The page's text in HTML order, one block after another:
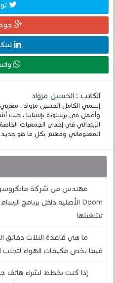
الكاتب :الحسين مزواد
وأعمل في برشلونة بإسبانيا ، حيث
الإبتدائي في إحدى الجمعيات
المعلوماتي ومهتم بكل ما هو جديد
مهندس من شركة
تشغيلها
ما هي قاعدة الثلاث دقائق
فيما يخص مكيفات الهواء لتجنب
إذا كنت تخطط لشراء هاتف